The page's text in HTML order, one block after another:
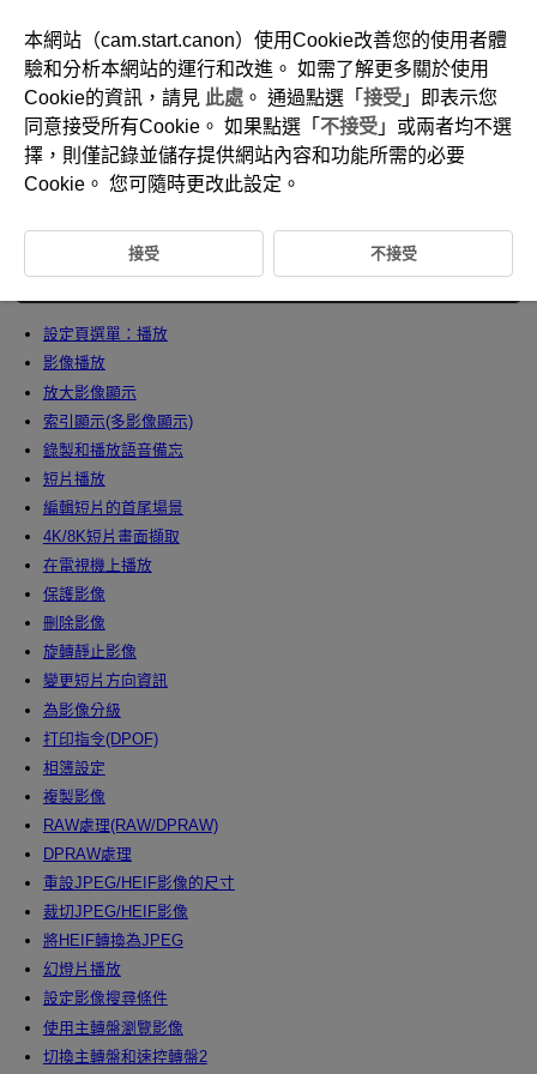
D090-108
播放
])設定頁上的選單設定。
設定頁選單：播放
影像播放
放大影像顯示
索引顯示(多影像顯示)
錄製和播放語音備忘
短片播放
編輯短片的首尾場景
4K/8K短片畫面擷取
在電視機上播放
保護影像
刪除影像
旋轉靜止影像
變更短片方向資訊
為影像分級
打印指令(DPOF)
相簿設定
複製影像
RAW處理(RAW/DPRAW)
DPRAW處理
重設JPEG/HEIF影像的尺寸
裁切JPEG/HEIF影像
將HEIF轉換為JPEG
幻燈片播放
設定影像搜尋條件
使用主轉盤瀏覽影像
切換主轉盤和速控轉盤2
本網站（cam.start.canon）使用Cookie改善您的使用者體
驗和分析本網站的運行和改進。 如需了解更多關於使用
Cookie的資訊，請見 此處 。 通過點選「 接受 」即表示您
同意接受所有Cookie。 如果點選「 不接受 」或兩者均不選
擇，則僅記錄並儲存提供網站內容和功能所需的必要
Cookie。 您可隨時更改此設定。
接受 不接受